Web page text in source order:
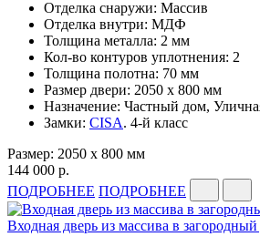
Отделка снаружи: Массив
Отделка внутри: МДФ
Толщина металла: 2 мм
Кол-во контуров уплотнения: 2
Толщина полотна: 70 мм
Размер двери: 2050 x 800 мм
Назначение: Частный дом,
Замки: CISA. 4-й класс
Размер: 2050 x 800 мм
144 000 р.
ПОДРОБНЕЕ ПОДРОБНЕЕ
Входная дверь из массива в